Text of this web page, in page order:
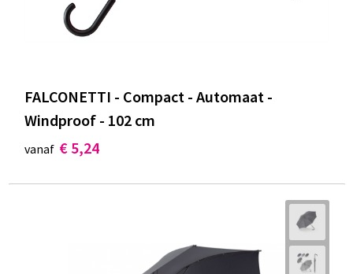
FALCONETTI - Compact - Automaat -
Windproof - 102 cm
vanaf € 5,24